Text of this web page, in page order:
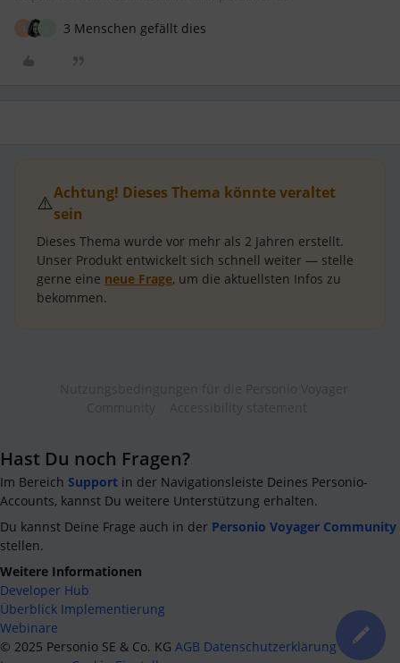
3 Menschen gefällt dies
⚠️Achtung! Dieses Thema könnte veraltet
sein
Dieses Thema wurde vor mehr als 2 Jahren erstellt.
Unser Produkt entwickelt sich schnell weiter — stelle
gerne eine neue Frage, um die aktuellsten Infos zu
bekommen.
Hast Du noch Fragen?
Im Bereich Support in der Navigationsleiste Deines Personio-
Accounts, kannst Du weitere Unterstützung erhalten.
Du kannst Deine Frage auch in der Personio Voyager Community
stellen.
Weitere Informationen
Developer Hub
Überblick Implementierung
Webinare
© 2025 Personio SE & Co. KG AGB Datenschutzerklärung